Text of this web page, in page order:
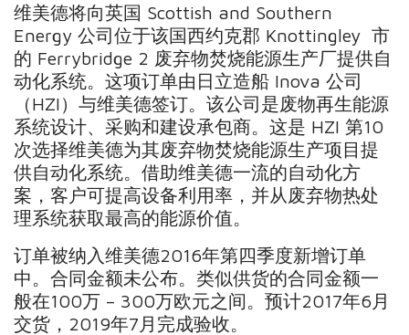
维美德将向英国 Scottish and Southern
Energy 公司位于该国西约克郡 Knottingley 市
的 Ferrybridge 2 废弃物焚烧能源生产厂提供自
动化系统。这项订单由日立造船 Inova 公司
（HZI）与维美德签订。该公司是废物再生能源
系统设计、采购和建设承包商。这是 HZI 第10
次选择维美德为其废弃物焚烧能源生产项目提
供自动化系统。借助维美德一流的自动化方
案，客户可提高设备利用率，并从废弃物热处
理系统获取最高的能源价值。
订单被纳入维美德2016年第四季度新增订单
中。合同金额未公布。类似供货的合同金额一
般在100万 – 300万欧元之间。预计2017年6月
交货，2019年7月完成验收。